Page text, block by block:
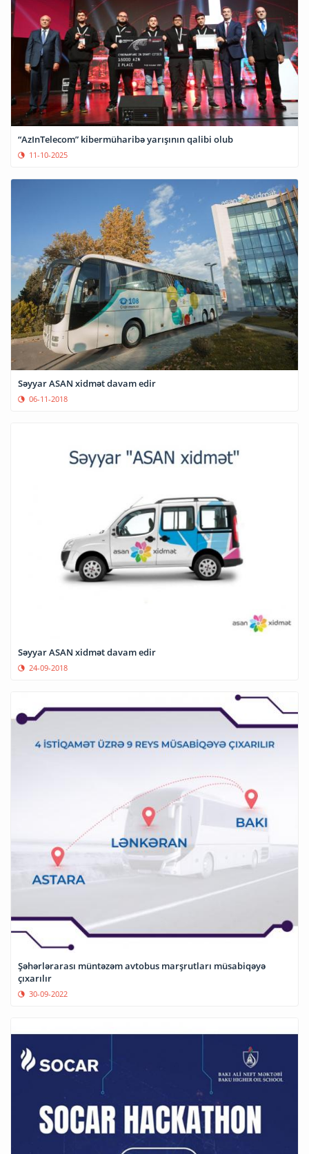
“AzInTelecom” kibermüharibə yarışının qalibi olub
11-10-2025
Səyyar ASAN xidmət davam edir
06-11-2018
Səyyar ASAN xidmət davam edir
24-09-2018
Şəhərlərarası müntəzəm avtobus marşrutları müsabiqəyə
çıxarılır
30-09-2022